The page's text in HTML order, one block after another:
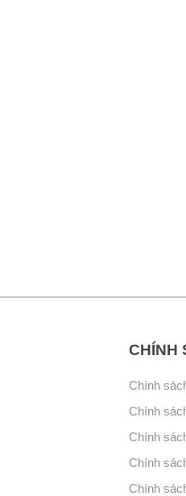
CHÍNH
Chính
Chính
Chính
Chính
Chính